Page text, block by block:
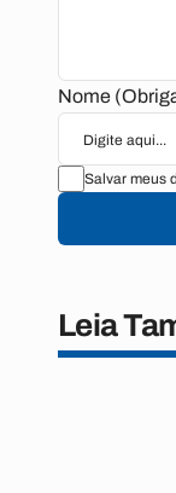
Nome
Salvar meus
Leia